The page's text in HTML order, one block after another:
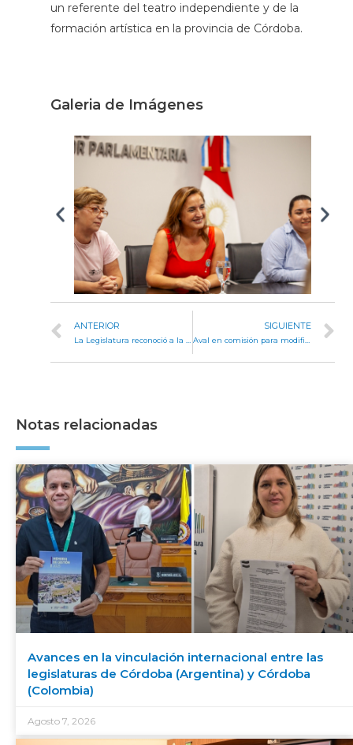
un referente del teatro independiente y de la
formación artística en la provincia de Córdoba.
Galeria de Imágenes
ANTERIOR SIGUIENTE
Notas relacionadas
Avances en la vinculación internacional entre las
legislaturas de Córdoba (Argentina) y Córdoba
(Colombia)
Agosto 7, 2026